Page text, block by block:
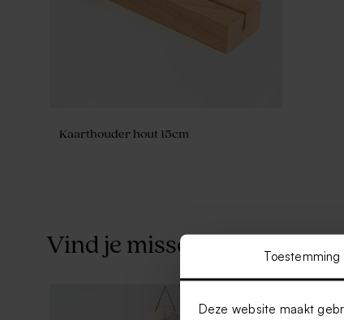
Toestemming
Deze website maakt
Kaarthouder hout 15cm
Vind je misschien ook leuk